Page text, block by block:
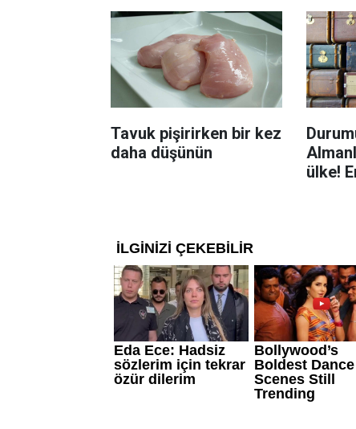
Tavuk pişirirken bir kez
daha düşünün
ülke!